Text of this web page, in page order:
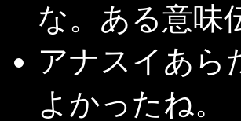
な。ある意味
アナスイあら
よかったね。